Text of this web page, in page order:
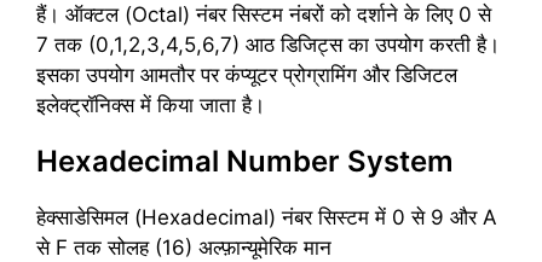
हैं। ऑक्टल (Octal) नंबर सिस्टम नंबरों को दर्शाने के लिए 0 से
7 तक (0,1,2,3,4,5,6,7) आठ डिजिट्स का उपयोग करती है।
इसका उपयोग आमतौर पर कंप्यूटर प्रोग्रामिंग और डिजिटल
इलेक्ट्रॉनिक्स में किया जाता है।
Hexadecimal Number System
हेक्साडेसिमल (Hexadecimal) नंबर सिस्टम में 0 से 9 और A
से F तक सोलह (16) अल्फ़ान्यूमेरिक मान